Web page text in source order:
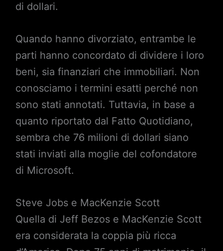
di dollari.
Quando hanno divorziato, entrambe le
parti hanno concordato di dividere i loro
beni, sia finanziari che immobiliari. Non
conosciamo i termini esatti perché non
sono stati annotati. Tuttavia, in base a
quanto riportato dal Fatto Quotidiano,
sembra che 76 milioni di dollari siano
stati inviati alla moglie del cofondatore
di Microsoft.
Steve Jobs e MacKenzie Scott
Quella di Jeff Bezos e MacKenzie Scott
era considerata la coppia più ricca